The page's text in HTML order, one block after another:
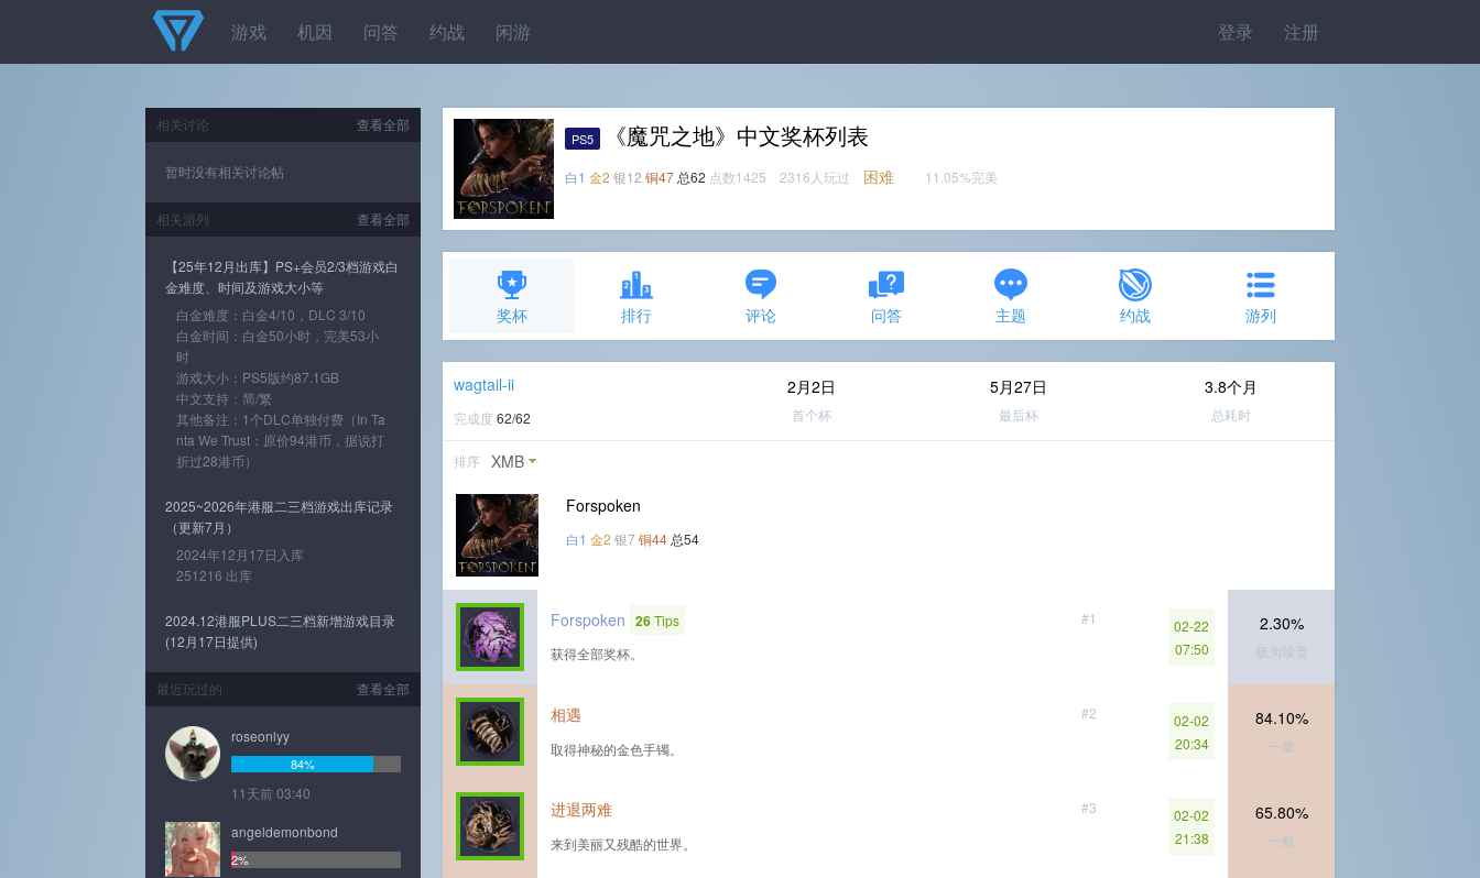
登录 注册
游戏 机因 问答 约战 闲游
PS5 《魔咒之地》中文奖杯列表
白1 金2 银12 铜47 总62 点数1425 2316人玩过 困难 11.05%完美
奖杯 排行 评论 问答 主题 约战 游列
wagtail-ii
完成度 62/62
2月2日
首个杯
5月27日
最后杯
3.8个月
总耗时
排序 XMB
Forspoken
白1 金2 银7 铜44 总54
#1
Forspoken 26Tips
获得全部奖杯。
02-22
07:50
2.30%
极为珍贵
#2
相遇
取得神秘的金色手镯。
02-02
20:34
84.10%
一般
#3
进退两难
来到美丽又残酷的世界。
02-02
21:38
65.80%
一般
查看全部
相关讨论
暂时没有相关讨论帖
查看全部
相关游列
【25年12月出库】PS+会员2/3档游戏白
金难度、时间及游戏大小等
白金难度：白金4/10，DLC 3/10
白金时间：白金50小时，完美53小
时
游戏大小：PS5版约87.1GB
中文支持：简/繁
其他备注：1个DLC单独付费（In Ta
nta We Trust：原价94港币，据说打
折过28港币）
2025~2026年港服二三档游戏出库记录
（更新7月）
2024年12月17日入库
251216 出库
2024.12港服PLUS二三档新增游戏目录
(12月17日提供)
查看全部
最近玩过的
roseonlyy
84%
11天前 03:40
angeldemonbond
2%